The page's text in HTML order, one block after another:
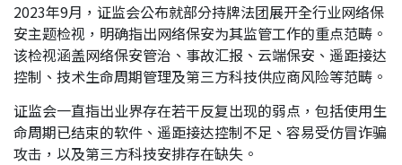
2023年9月，证监会公布就部分持牌法团展开全行业网络保
安主题检视，明确指出网络保安为其监管工作的重点范畴。
该检视涵盖网络保安管治、事故汇报、云端保安、遥距接达
控制、技术生命周期管理及第三方科技供应商风险等范畴。
证监会一直指出业界存在若干反复出现的弱点，包括使用生
命周期已结束的软件、遥距接达控制不足、容易受仿冒诈骗
攻击，以及第三方科技安排存在缺失。